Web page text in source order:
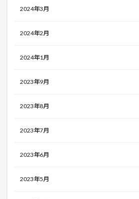
2024年3月
2024年2月
2024年1月
2023年9月
2023年8月
2023年7月
2023年6月
2023年5月